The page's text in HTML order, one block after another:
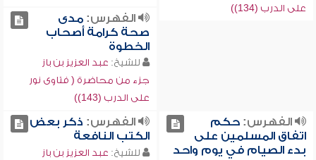
على الدرب (134))
الفهرس:مدى
صحة كرامة أصحاب
الخطوة
للشيخ: عبد العزيز بن باز
جزء من محاضرة ( فتاوى نور
على الدرب (143))
الفهرس:حكم
اتفاق المسلمين على
بدء الصيام في يوم واحد
الفهرس: ذكر بعض
الكتب النافعة
للشيخ: عبد العزيز بن باز